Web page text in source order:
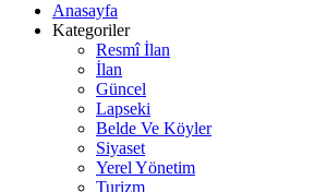
Anasayfa
Kategoriler
Resmî İlan
İlan
Güncel
Lapseki
Belde Ve Köyler
Siyaset
Yerel Yönetim
Turizm